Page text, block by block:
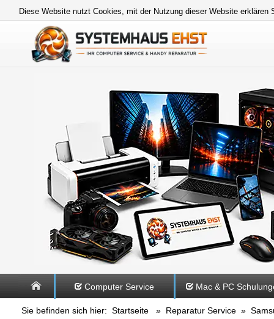
Diese Website nutzt Cookies, mit der Nutzung dieser Website
Computer Service Mac & PC
Sie befinden sich hier: Startseite » Reparatur Service »